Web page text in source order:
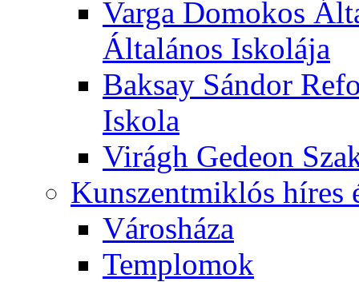
Varga Domokos
Általános Iskolája
Baksay Sándor
Iskola
Virágh Gedeon
Kunszentmiklós híres
Városháza
Templomok